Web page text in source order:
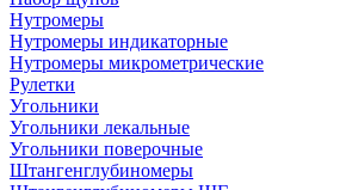
Нутромеры
Нутромеры индикаторные
Нутромеры микрометрические
Рулетки
Угольники
Угольники лекальные
Угольники поверочные
Штангенглубиномеры